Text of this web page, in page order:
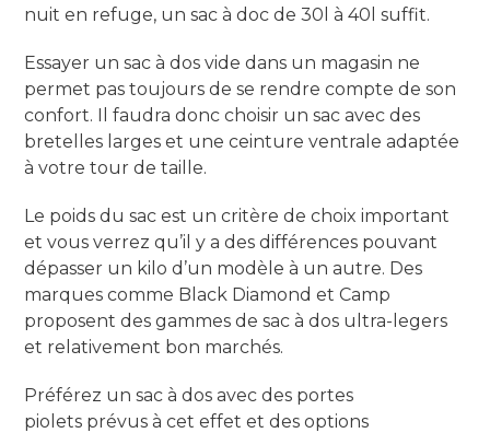
nuit en refuge, un sac à doc de 30l à 40l suffit.
Essayer un sac à dos vide dans un magasin ne
permet pas toujours de se rendre compte de son
confort. Il faudra donc choisir un sac avec des
bretelles larges et une ceinture ventrale adaptée
à votre tour de taille.
Le poids du sac est un critère de choix important
et vous verrez qu’il y a des différences pouvant
dépasser un kilo d’un modèle à un autre. Des
marques comme Black Diamond et Camp
proposent des gammes de sac à dos ultra-legers
et relativement bon marchés.
Préférez un sac à dos avec des portes
piolets prévus à cet effet et des options